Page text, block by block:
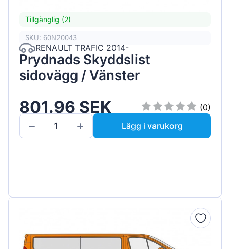
Tillgänglig (2)
SKU: 60N20043
RENAULT TRAFIC 2014-
Prydnads Skyddslist
sidovägg / Vänster
801.96 SEK
(0)
Lägg i varukorg